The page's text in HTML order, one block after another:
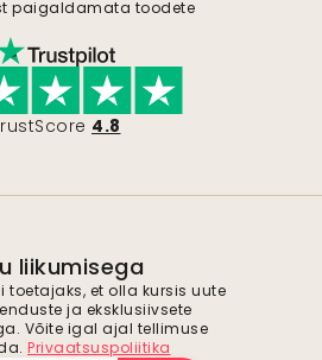
paigaldamata toodete
4.8
liikumisega
toetajaks, et olla kursis uute
ja eksklusiivsete
Võite igal ajal tellimuse
Privaatsuspoliitika